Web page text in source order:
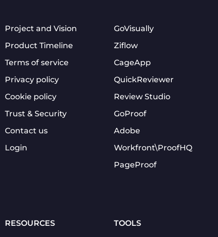
Project and Vision
Product Timeline
Terms of service
Privacy policy
Cookie policy
Trust & Security
Contact us
Login
GoVisually
Ziflow
CageApp
QuickReviewer
Review Studio
GoProof
Adobe
Workfront\ProofHQ
PageProof
RESOURCES TOOLS